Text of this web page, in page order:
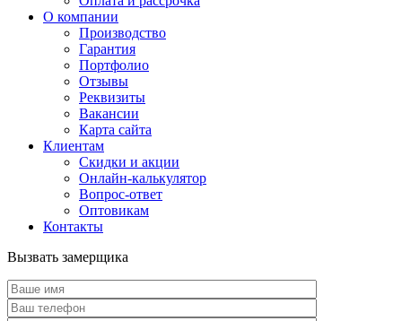
О компании
Производство
Гарантия
Портфолио
Отзывы
Реквизиты
Вакансии
Карта сайта
Клиентам
Скидки и акции
Онлайн-калькулятор
Вопрос-ответ
Оптовикам
Контакты
Вызвать замерщика